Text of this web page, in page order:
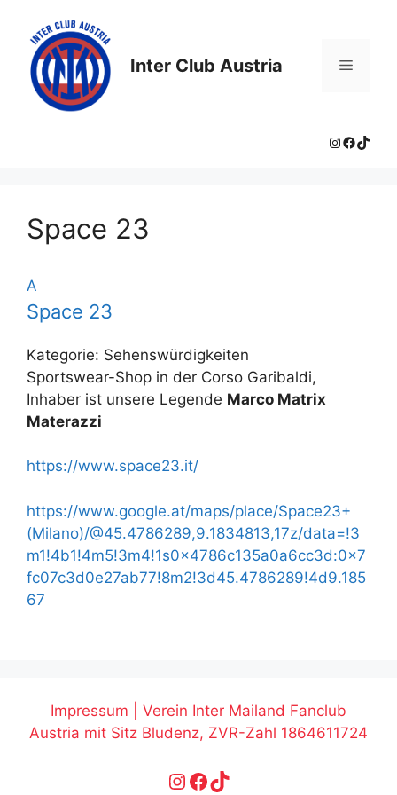
Inhalt
springen
Inter Club Austria Menü
Instagram
Space 23
A
Space 23
Kategorie: Sehenswürdigkeiten
Sportswear-Shop in der Corso Garibaldi,
Inhaber ist unsere Legende Marco Matrix
Materazzi
https://www.space23.it/
https://www.google.at/maps/place/Space23+
(Milano)/@45.4786289,9.1834813,17z/data=!3
m1!4b1!4m5!3m4!1s0x4786c135a0a6cc3d:0x7
fc07c3d0e27ab77!8m2!3d45.4786289!4d9.185
67
Impressum | Verein Inter Mailand Fanclub
Austria mit Sitz Bludenz, ZVR-Zahl 1864611724
Instagram
Facebook
TikTok